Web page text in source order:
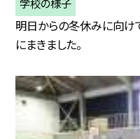
明日からの冬休みに向け
にまきました。